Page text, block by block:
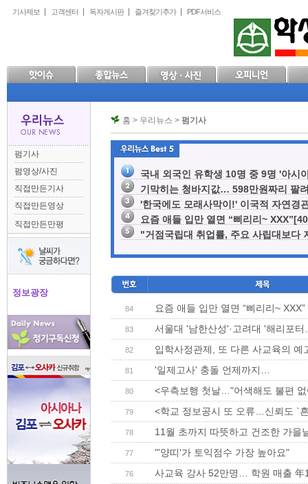
문
로
인
바
위
바
기사제보 고객센터 독자게시판 즐겨찾기추가 PDF서비스
펌기사
펌영상/사진
직접만든기사
직접만든영상
직접만든만평
정보광장
홈 > 우리뉴스 > 펌기사
국내 외국인 유학생 10명 중 9명 '아시
기막히는 청바지값… 598만원짜리 팔
'한국에도 모래사막이!' 이국적 자연경
요즘 애들 입만 열면 “삐리리~
"거점국립대 취업률, 주요 사립대보다
84 요즘 애들 입만 열면 “삐리리~ XXX”
83 서울대 '남한산성'·고려대 '해리포
82 입학사정관제, 또 다른 사교육의 예
81 '일제고사' 충돌 언제까지…
80 <우측보행 첫날…"어색해도 불편
79 <학교 정보공시 또 오류…신뢰도 `
78 11월 초까지 따뜻하고 건조한 가을
77 "'양띠'가 토익점수 가장 높아요"
76 사교육 강사 52만명… 학원 매출 年